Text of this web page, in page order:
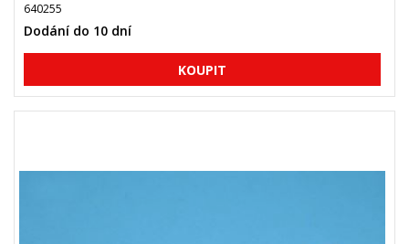
640255
Dodání do 10 dní